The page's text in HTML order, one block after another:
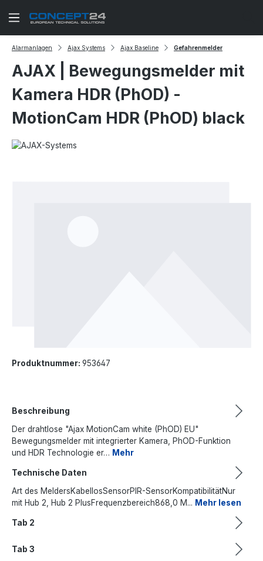
Zum Hauptinhalt springen
Alarmanlagen Ajax Systems Ajax Baseline Gefahrenmelder
AJAX | Bewegungsmelder mit
Kamera HDR (PhOD) -
MotionCam HDR (PhOD) black
Produktnummer: 953647
Beschreibung
Der drahtlose "Ajax MotionCam white (PhOD) EU"
Bewegungsmelder mit integrierter Kamera, PhOD-Funktion
und HDR Technologie er… Mehr
Technische Daten
Art des MeldersKabellosSensorPIR-SensorKompatibilitätNur
mit Hub 2, Hub 2 PlusFrequenzbereich868,0 M... Mehr lesen
Tab 2
Tab 3